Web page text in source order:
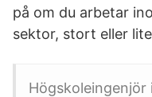
på om du arbetar
sektor, stort eller